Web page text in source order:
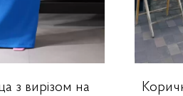
з вирізом на